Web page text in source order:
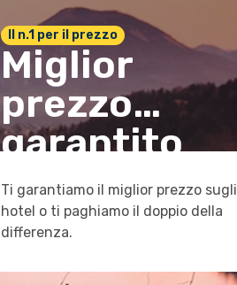
Il n.1 per il prezzo
Miglior
prezzo
garantito
Ti garantiamo il miglior prezzo sugli
hotel o ti paghiamo il doppio della
differenza.